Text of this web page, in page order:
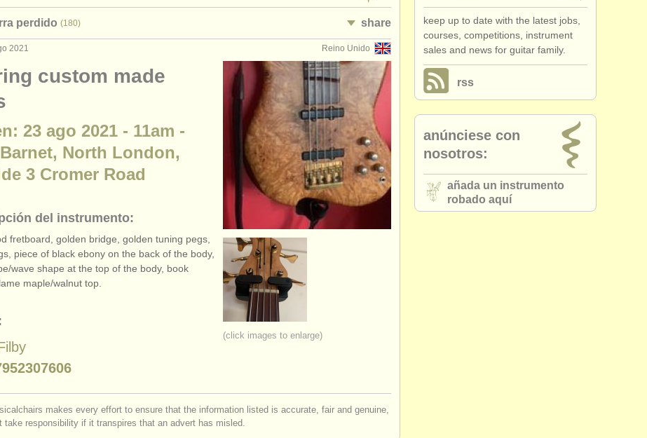
our iniciar sesión
perdido (180) share
Reino Unido
2021
(click images to enlarge)
custom made
23 ago 2021 - 11am -
North London,
3 Cromer Road
del instrumento:
fretboard, golden bridge, golden tuning pegs,
piece of black ebony on the back of the body,
wave shape at the top of the body, book
maple/walnut top.
makes every effort to ensure that the information listed is accurate, fair and genuine,
take responsibility if it transpires that an advert has misled.
keep up to date with the latest jobs,
courses, competitions, instrument
sales and news for guitar family.
rss
anúnciese con
nosotros:
añada un instrumento
robado aquí